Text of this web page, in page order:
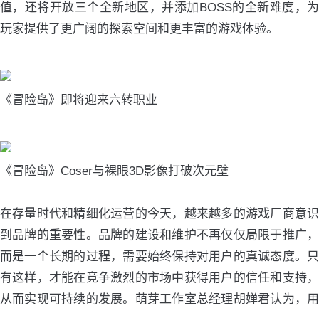
值，还将开放三个全新地区，并添加BOSS的全新难度，为
玩家提供了更广阔的探索空间和更丰富的游戏体验。
《冒险岛》即将迎来六转职业
《冒险岛》Coser与裸眼3D影像打破次元壁
在存量时代和精细化运营的今天，越来越多的游戏厂商意识
到品牌的重要性。品牌的建设和维护不再仅仅局限于推广，
而是一个长期的过程，需要始终保持对用户的真诚态度。只
有这样，才能在竞争激烈的市场中获得用户的信任和支持，
从而实现可持续的发展。萌芽工作室总经理胡婵君认为，用